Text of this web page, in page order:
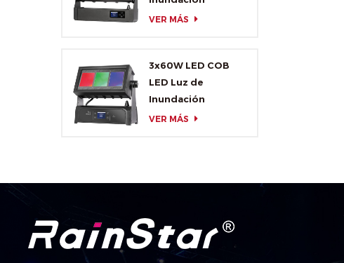
VER MÁS
3x60W LED COB
LED Luz de
Inundación
VER MÁS